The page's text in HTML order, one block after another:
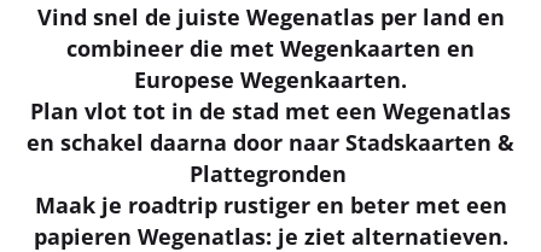
Vind snel de juiste Wegenatlas per land en
combineer die met Wegenkaarten en
Europese Wegenkaarten.
Plan vlot tot in de stad met een Wegenatlas
en schakel daarna door naar Stadskaarten &
Plattegronden
Maak je roadtrip rustiger en beter met een
papieren Wegenatlas: je ziet alternatieven.